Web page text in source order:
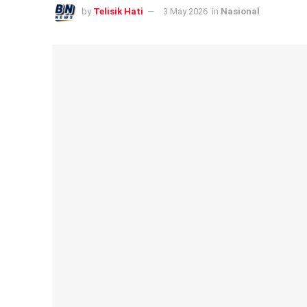
by Telisik Hati 3 May 2026 in Nasional